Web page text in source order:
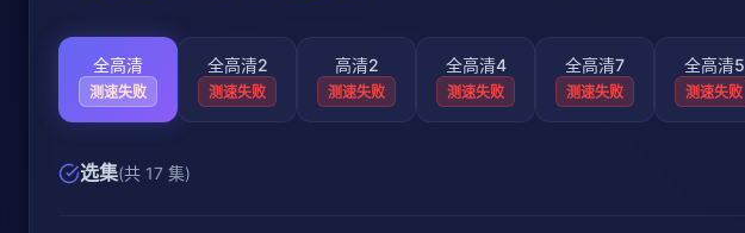
全高清
测速失败
全高清2
测速失败
高清2
测速失败
全高清4
测速失败
全高清7
测速失败
全高清5
测速失败
选集(共 17 集)